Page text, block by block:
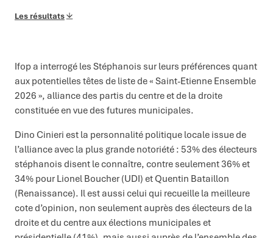
Les résultats
Ifop a interrogé les Stéphanois sur leurs préférences quant
aux potentielles têtes de liste de « Saint-Etienne Ensemble
2026 », alliance des partis du centre et de la droite
constituée en vue des futures municipales.
Dino Cinieri est la personnalité politique locale issue de
l’alliance avec la plus grande notoriété : 53% des électeurs
stéphanois disent le connaître, contre seulement 36% et
34% pour Lionel Boucher (UDI) et Quentin Bataillon
(Renaissance). Il est aussi celui qui recueille la meilleure
cote d’opinion, non seulement auprès des électeurs de la
droite et du centre aux élections municipales et